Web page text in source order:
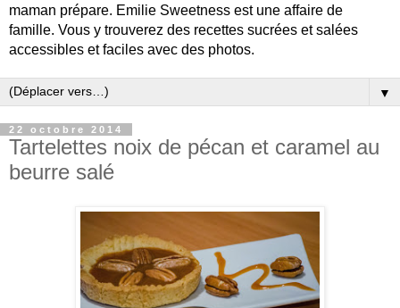
maman prépare. Emilie Sweetness est une affaire de
famille. Vous y trouverez des recettes sucrées et salées
accessibles et faciles avec des photos.
▼
22 octobre 2014
Tartelettes noix de pécan et caramel au
beurre salé